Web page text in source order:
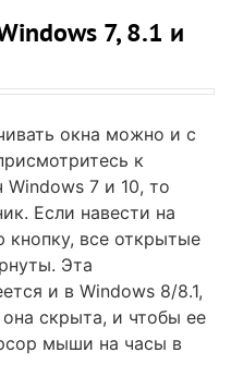
7, 8.1 и
окна можно и с
к
7 и 10, то
Если навести на
все открытые
Эта
и в Windows 8/8.1,
скрыта, и чтобы ее
мыши на часы в